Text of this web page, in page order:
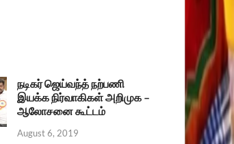
நடிகர் ஜெய்வந்த் நற்பணி
இயக்க நிர்வாகிகள் அறிமுக –
ஆலோசனை கூட்டம்
August 6, 2019